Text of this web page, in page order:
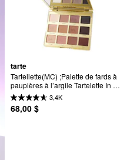
tarte
Tartellette(MC) ;Palette de fards à
paupières à l’argile Tartelette In
Bloom
3,4K
68,00 $